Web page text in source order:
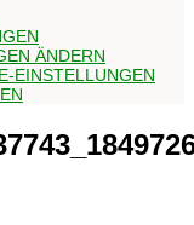
ÄNDERN
EINSTELLUNGEN